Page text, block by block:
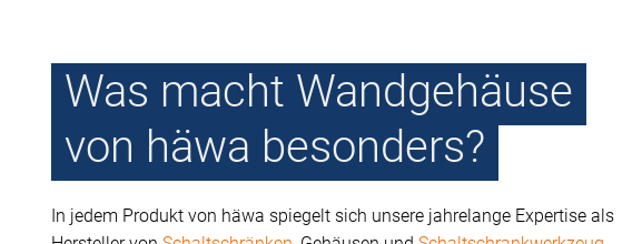
Was macht Wandgehäuse
von häwa besonders?
In jedem Produkt von häwa spiegelt sich unsere jahrelange Expertise als